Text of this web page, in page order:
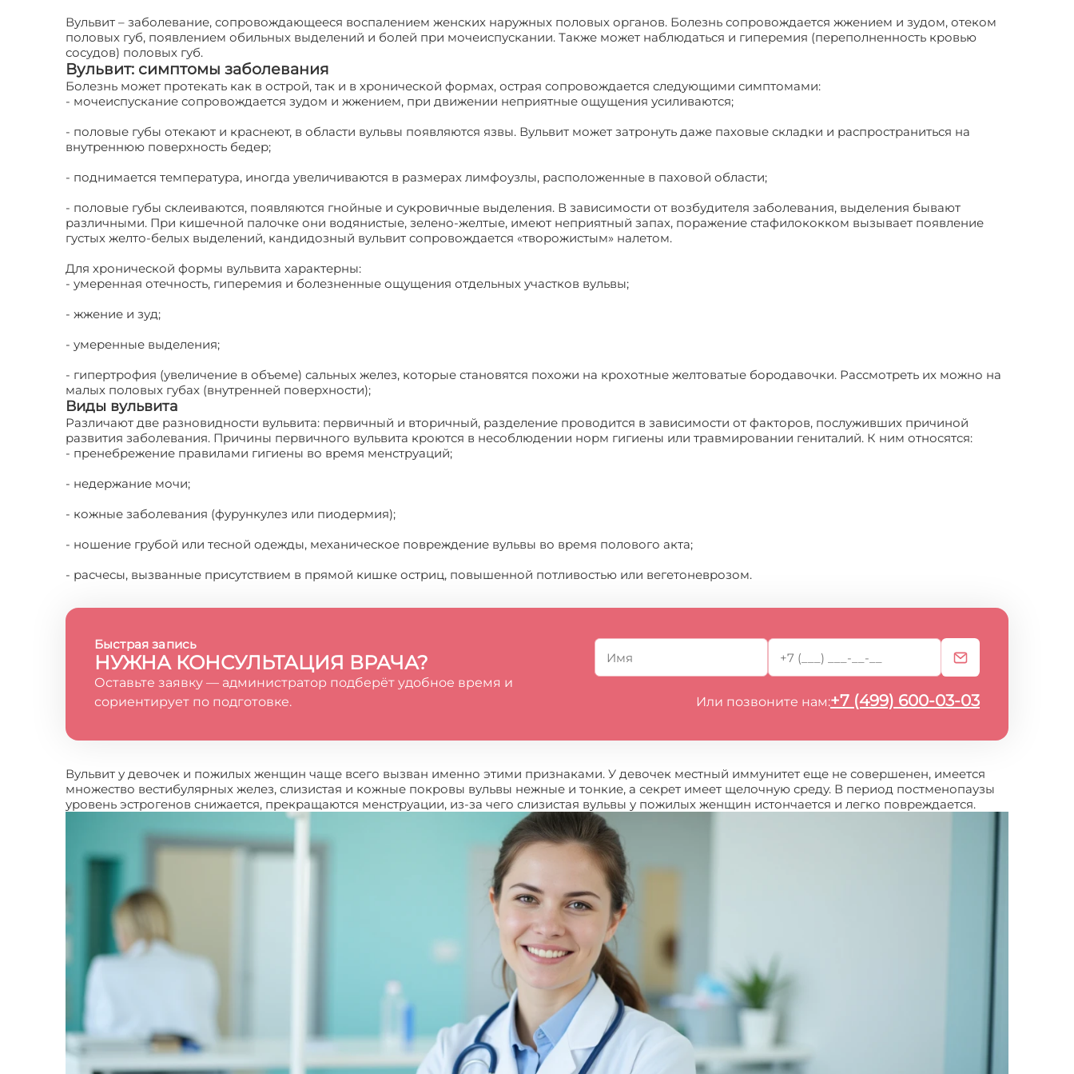
Вульвит – заболевание, сопровождающееся воспалением женских наружных половых органов. Болезнь сопровождается жжением и зудом, отеком
половых губ, появлением обильных выделений и болей при мочеиспускании. Также может наблюдаться и гиперемия (переполненность кровью
сосудов) половых губ.
Вульвит: симптомы заболевания
Болезнь может протекать как в острой, так и в хронической формах, острая сопровождается следующими симптомами:
- мочеиспускание сопровождается зудом и жжением, при движении неприятные ощущения усиливаются;
- половые губы отекают и краснеют, в области вульвы появляются язвы. Вульвит может затронуть даже паховые складки и распространиться на
внутреннюю поверхность бедер;
- поднимается температура, иногда увеличиваются в размерах лимфоузлы, расположенные в паховой области;
- половые губы склеиваются, появляются гнойные и сукровичные выделения. В зависимости от возбудителя заболевания, выделения бывают
различными. При кишечной палочке они водянистые, зелено-желтые, имеют неприятный запах, поражение стафилококком вызывает появление
густых желто-белых выделений, кандидозный вульвит сопровождается «творожистым» налетом.
Для хронической формы вульвита характерны:
- умеренная отечность, гиперемия и болезненные ощущения отдельных участков вульвы;
- жжение и зуд;
- умеренные выделения;
- гипертрофия (увеличение в объеме) сальных желез, которые становятся похожи на крохотные желтоватые бородавочки. Рассмотреть их можно на
малых половых губах (внутренней поверхности);
Виды вульвита
Различают две разновидности вульвита: первичный и вторичный, разделение проводится в зависимости от факторов, послуживших причиной
развития заболевания. Причины первичного вульвита кроются в несоблюдении норм гигиены или травмировании гениталий. К ним относятся:
- пренебрежение правилами гигиены во время менструаций;
- недержание мочи;
- кожные заболевания (фурункулез или пиодермия);
- ношение грубой или тесной одежды, механическое повреждение вульвы во время полового акта;
- расчесы, вызванные присутствием в прямой кишке остриц, повышенной потливостью или вегетоневрозом.
Быстрая запись
НУЖНА КОНСУЛЬТАЦИЯ ВРАЧА?
Оставьте заявку — администратор подберёт удобное время и
сориентирует по подготовке.
Или позвоните нам:+7 (499) 600-03-03
Вульвит у девочек и пожилых женщин чаще всего вызван именно этими признаками. У девочек местный иммунитет еще не совершенен, имеется
множество вестибулярных желез, слизистая и кожные покровы вульвы нежные и тонкие, а секрет имеет щелочную среду. В период постменопаузы
уровень эстрогенов снижается, прекращаются менструации, из-за чего слизистая вульвы у пожилых женщин истончается и легко повреждается.